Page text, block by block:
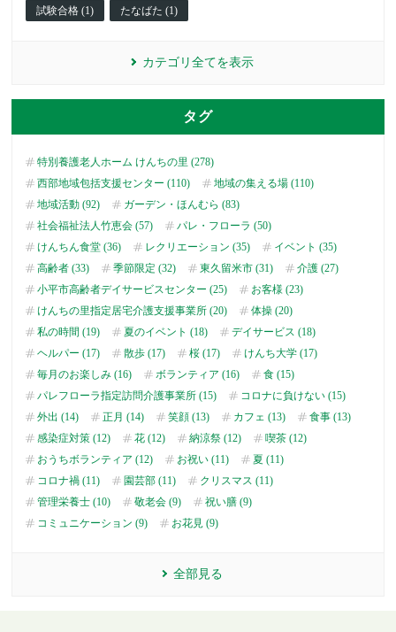
試験合格 (1) たなばた (1)
カテゴリ全てを表示
タグ
特別養護老人ホーム けんちの里 (278)
西部地域包括支援センター (110)
地域の集える場 (110)
地域活動 (92)
ガーデン・ほんむら (83)
社会福祉法人竹恵会 (57)
パレ・フローラ (50)
けんちん食堂 (36)
レクリエーション (35)
イベント (35)
高齢者 (33)
季節限定 (32) 東久留米市 (31)
介護 (27)
小平市高齢者デイサービスセンター (25)
お客様 (23)
けんちの里指定居宅介護支援事業所 (20)
体操 (20)
私の時間 (19)
夏のイベント (18)
デイサービス (18)
ヘルパー (17)
散歩 (17) 桜 (17)
けんち大学 (17)
毎月のお楽しみ (16)
ボランティア (16)
食 (15)
パレフローラ指定訪問介護事業所 (15)
コロナに負けない (15)
外出 (14)
正月 (14) 笑顔 (13) カフェ (13)
食事 (13)
感染症対策 (12)
花 (12) 納涼祭 (12)
喫茶 (12)
おうちボランティア (12)
お祝い (11)
夏 (11)
コロナ禍 (11)
園芸部 (11)
クリスマス (11)
管理栄養士 (10)
敬老会 (9)
祝い膳 (9)
コミュニケーション (9)
お花見 (9)
全部見る